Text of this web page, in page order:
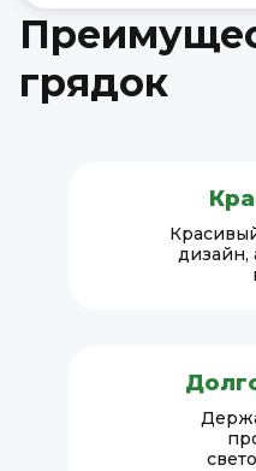
грядок
дизайн,